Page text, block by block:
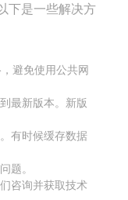
下是一些解决方
避免使用公共网
最新版本。新版
有时候缓存数据
题。
咨询并获取技术